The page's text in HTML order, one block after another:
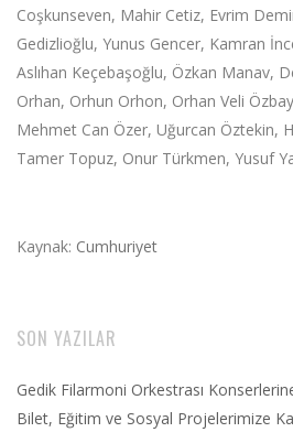
Coşkunseven, Mahir Cetiz, Evrim
Gedizlioğlu, Yunus Gencer, Kamran
Aslıhan Keçebaşoğlu, Özkan Manav,
Orhan, Orhun Orhon, Orhan Veli
Mehmet Can Özer, Uğurcan Öztekin,
Tamer Topuz, Onur Türkmen, Yusuf
Kaynak: Cumhuriyet
SON YAZILAR
Gedik Filarmoni Orkestrası
Bilet, Eğitim ve Sosyal Projelerimize